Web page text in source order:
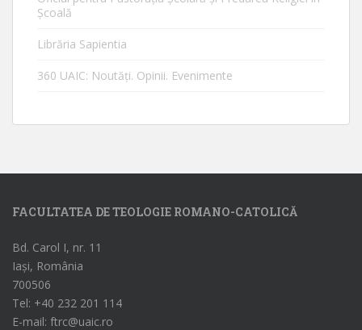
Școală
Librăria Sapientia
360 UAIC: Noutăţi. Opinii. Evenimente
FACULTATEA DE TEOLOGIE ROMANO-CATOLICĂ
Bd. Carol I, nr. 11
Iași, România
700506
Tel: +40 232 201 114
E-mail: ftrc@uaic.ro